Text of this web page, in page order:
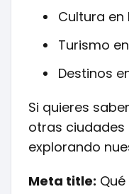
Cultura en
Turismo
Destinos
Si quieres
otras ciudades
explorando
Meta title: